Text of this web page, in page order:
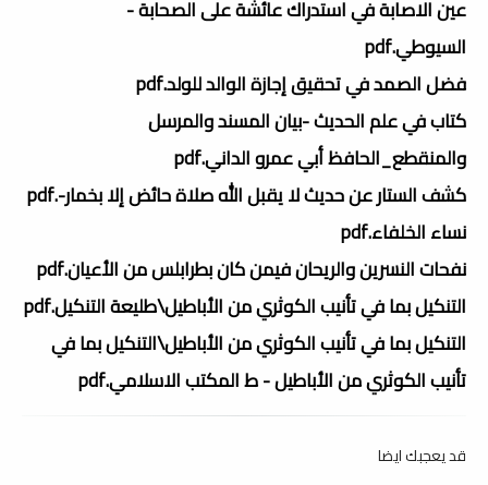
عين الاصابة في استدراك عائشة على الصحابة -
السيوطي.pdf
فضل الصمد في تحقيق إجازة الوالد للولد.pdf
كتاب في علم الحديث -بيان المسند والمرسل
والمنقطع_الحافظ أبي عمرو الداني.pdf
كشف الستار عن حديث لا يقبل الله صلاة حائض إلا بخمار-.pdf
نساء الخلفاء.pdf
نفحات النسرين والريحان فيمن كان بطرابلس من الأعيان.pdf
التنكيل بما في تأنيب الكوثري من الأباطيل\طليعة التنكيل.pdf
التنكيل بما في تأنيب الكوثري من الأباطيل\التنكيل بما في
تأنيب الكوثري من الأباطيل - ط المكتب الاسلامي.pdf
قد يعجبك ايضا